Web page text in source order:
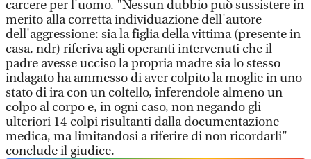
carcere per l'uomo. "Nessun dubbio può sussistere in
merito alla corretta individuazione dell'autore
dell'aggressione: sia la figlia della vittima (presente in
casa, ndr) riferiva agli operanti intervenuti che il
padre avesse ucciso la propria madre sia lo stesso
indagato ha ammesso di aver colpito la moglie in uno
stato di ira con un coltello, inferendole almeno un
colpo al corpo e, in ogni caso, non negando gli
ulteriori 14 colpi risultanti dalla documentazione
medica, ma limitandosi a riferire di non ricordarli"
conclude il giudice.